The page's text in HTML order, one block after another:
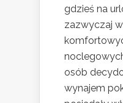
gdzieś na
zazwyczaj
osób
wynajem